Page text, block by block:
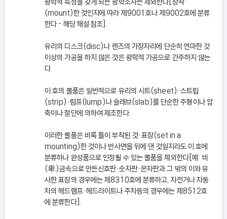
(mount)한 것인지에 따라 제9001호나 제9002호에 분류
한다 - 해당 해설 참조].
유리의 디스크(disc)나 렌즈의 가장자리에 단순히 연마한 것
이상의 가공을 하지 않은 것은 광학적 가공으로 간주하지 않는
다.
이 호의 물품은 일반적으로 유리의 시트(sheet)ㆍ스트립
(strip)ㆍ럼프(lump)나 슬래브(slab)를 단순한 주형이나 압
축이나 절단에 의하여 제조한다.
이러한 물품은 비록 틀이 부착된 것ㆍ표장(set in a
mounting)한 것이나 반사면을 뒤에 댄 것일지라도 이 호에
분류하나 완성품으로 인정될 수 있는 물품을 제외한다[예: 비
(卑)금속으로 만든신호판ㆍ숫자판ㆍ문자판과 그 밖의 이와 유
사한 표장의 경우에는 제8310호에 분류하고, 자전거나 자동
차의 헤드램프ㆍ헤드라이트나 주차등의 경우에는 제8512호
에 분류한다].